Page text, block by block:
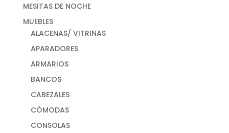
MESITAS DE NOCHE
MUEBLES
ALACENAS/ VITRINAS
APARADORES
ARMARIOS
BANCOS
CABEZALES
CÓMODAS
CONSOLAS